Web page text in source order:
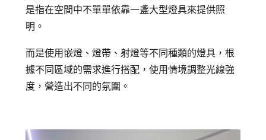
是指在空間中不單單依靠一盞大型燈具來提供照
明。
而是使用嵌燈、燈帶、射燈等不同種類的燈具，根
據不同區域的需求進行搭配，使用情境調整光線強
度，營造出不同的氛圍。